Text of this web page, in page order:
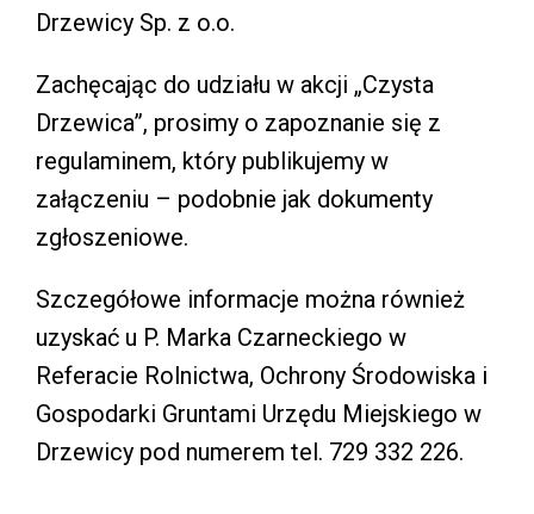
Drzewicy Sp. z o.o.
Zachęcając do udziału w akcji „Czysta
Drzewica”, prosimy o zapoznanie się z
regulaminem, który publikujemy w
załączeniu – podobnie jak dokumenty
zgłoszeniowe.
Szczegółowe informacje można również
uzyskać u P. Marka Czarneckiego w
Referacie Rolnictwa, Ochrony Środowiska i
Gospodarki Gruntami Urzędu Miejskiego w
Drzewicy pod numerem tel. 729 332 226.